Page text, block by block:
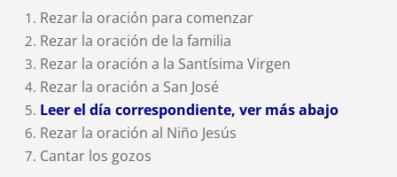
Rezar la oración para comenzar
Rezar la oración de la familia
Rezar la oración a la Santísima Virgen
Rezar la oración a San José
Leer el día correspondiente, ver más abajo
Rezar la oración al Niño Jesús
Cantar los gozos